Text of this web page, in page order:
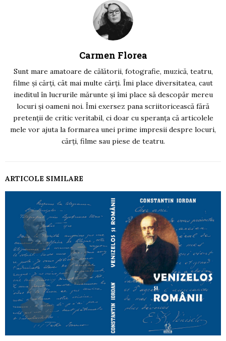
Carmen Florea
Sunt mare amatoare de călătorii, fotografie, muzică, teatru,
filme și cărți, cât mai multe cărți. Îmi place diversitatea, caut
ineditul în lucrurile mărunte și îmi place să descopăr mereu
locuri și oameni noi. Îmi exersez pana scriitoricească fără
pretenții de critic veritabil, ci doar cu speranța că articolele
mele vor ajuta la formarea unei prime impresii despre locuri,
cărți, filme sau piese de teatru.
ARTICOLE SIMILARE